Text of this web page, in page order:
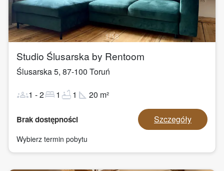
1/18
Studio Ślusarska by Rentoom
Ślusarska 5, 87-100 Toruń
groups1 -2bed1 bathtub1 square_foot 20 m²
Brak dostępności Szczegóły
Wybierz termin pobytu